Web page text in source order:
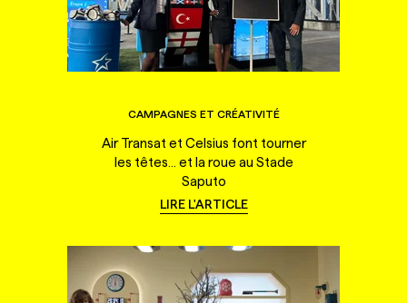
CAMPAGNES ET CRÉATIVITÉ
Air Transat et Celsius font tourner
les têtes... et la roue au Stade
Saputo
LIRE L'ARTICLE